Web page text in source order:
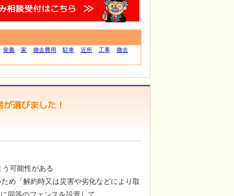
覚書 家 撤去費用 駐車 近所 工事
撤去
可能性がある
め「解約時又は災害や劣化などにより取
同等のフェンスを設置して…